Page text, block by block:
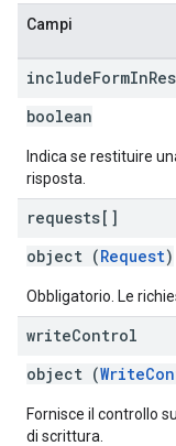
Campi
includeFormIn
boolean
Indica se restituire
risposta.
requests[]
object (Request)
Obbligatorio. Le
writeControl
object (
Fornisce il controllo
di scrittura.